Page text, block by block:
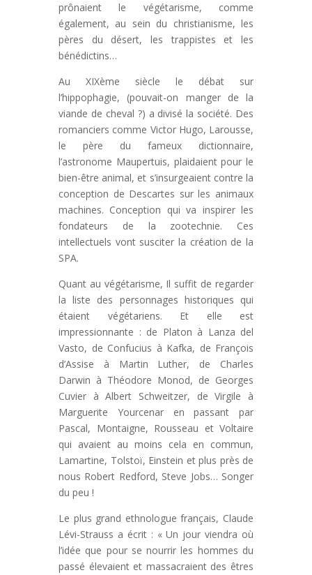
prônaient le végétarisme, comme
également, au sein du christianisme, les
pères du désert, les trappistes et les
bénédictins…
Au XIXème siècle le débat sur
l’hippophagie, (pouvait-on manger de la
viande de cheval ?) a divisé la société. Des
romanciers comme Victor Hugo, Larousse,
le père du fameux dictionnaire,
l’astronome Maupertuis, plaidaient pour le
bien-être animal, et s’insurgeaient contre la
conception de Descartes sur les animaux
machines. Conception qui va inspirer les
fondateurs de la zootechnie. Ces
intellectuels vont susciter la création de la
SPA.
Quant au végétarisme, Il suffit de regarder
la liste des personnages historiques qui
étaient végétariens. Et elle est
impressionnante : de Platon à Lanza del
Vasto, de Confucius à Kafka, de François
d’Assise à Martin Luther, de Charles
Darwin à Théodore Monod, de Georges
Cuvier à Albert Schweitzer, de Virgile à
Marguerite Yourcenar en passant par
Pascal, Montaigne, Rousseau et Voltaire
qui avaient au moins cela en commun,
Lamartine, Tolstoï, Einstein et plus près de
nous Robert Redford, Steve Jobs… Songer
du peu !
Le plus grand ethnologue français, Claude
Lévi-Strauss a écrit : « Un jour viendra où
l’idée que pour se nourrir les hommes du
passé élevaient et massacraient des êtres